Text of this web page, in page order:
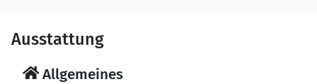
Ausstattung
Allgemeines